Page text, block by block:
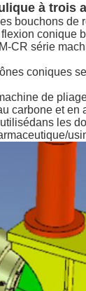
à trois
bouchons
conique
CR série
coniques
de
carbone et
dans les